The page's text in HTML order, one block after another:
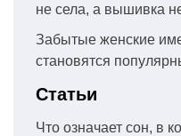
не села, а вышивка
Забытые женские
становятся
Статьи
Что означает сон, в